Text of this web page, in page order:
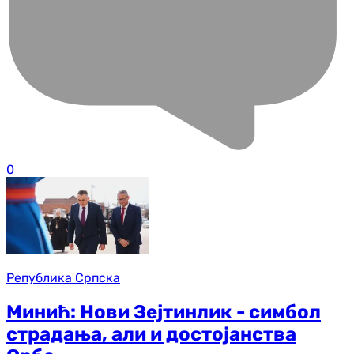
0
Република Српска
Минић: Нови Зејтинлик - симбол
страдања, али и достојанства